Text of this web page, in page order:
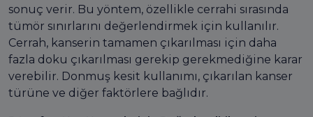
sonuç verir. Bu yöntem, özellikle cerrahi sırasında
tümör sınırlarını değerlendirmek için kullanılır.
Cerrah, kanserin tamamen çıkarılması için daha
fazla doku çıkarılması gerekip gerekmediğine karar
verebilir. Donmuş kesit kullanımı, çıkarılan kanser
türüne ve diğer faktörlere bağlıdır.